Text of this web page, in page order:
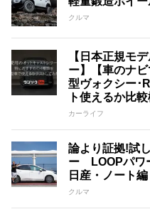
クルマ
【日本正規モ
ー】【車のナ
型ヴォクシー･
ト使えるか比
カーライフ
論より証拠!試
ー LOOPパワ
日産・ノート編
クルマ